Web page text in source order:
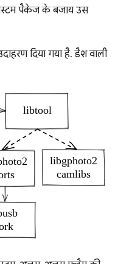
पैकेज के बजाय उस
दिया गया है. डैश वाली